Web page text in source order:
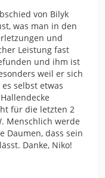
von Bilyk
was man in den
und
Leistung fast
und ihm ist
weil er sich
selbst etwas
für die letzten 2
Menschlich werde
Daumen, dass sein
Danke, Niko!